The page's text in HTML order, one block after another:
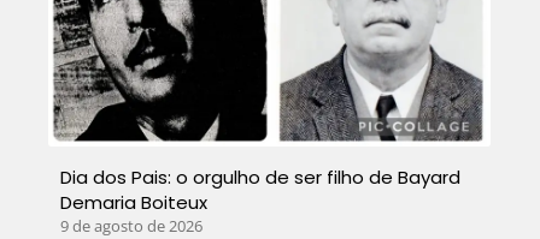
Dia dos Pais: o orgulho de ser filho de Bayard
Demaria Boiteux
9 de agosto de 2026